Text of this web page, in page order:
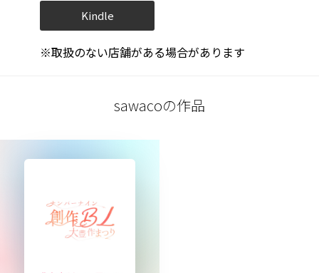
Kindle
※取扱のない店舗がある場合があります
sawacoの作品